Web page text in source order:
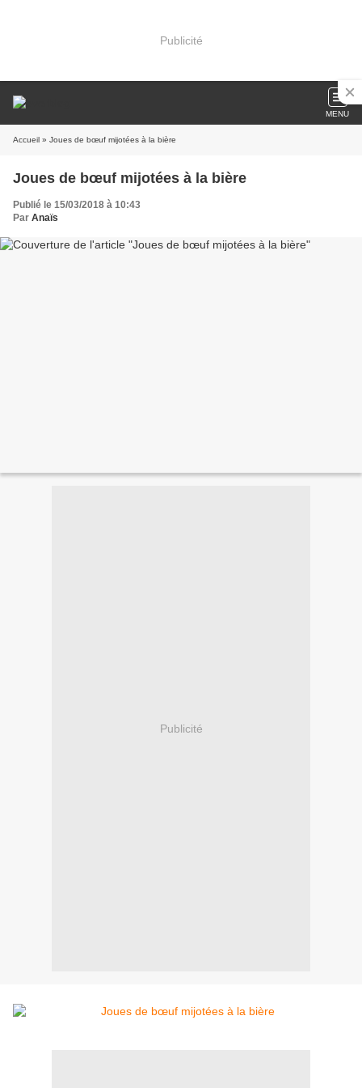
Publicité
MENU
Accueil » Joues de bœuf mijotées à la bière
Joues de bœuf mijotées à la bière
Publié le 15/03/2018 à 10:43
Par Anaïs
Publicité